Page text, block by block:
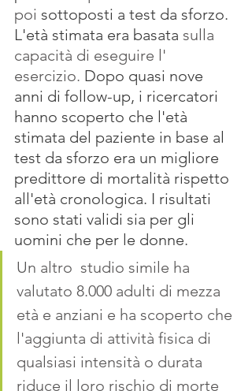
poi sottoposti a test da sforzo.
L'età stimata era basata sulla
capacità di eseguire l'
esercizio. Dopo quasi nove
anni di follow-up, i ricercatori
hanno scoperto che l'età
stimata del paziente in base al
test da sforzo era un migliore
predittore di mortalità rispetto
all'età cronologica. I risultati
sono stati validi sia per gli
uomini che per le donne.
Un altro  studio simile ha
valutato 8.000 adulti di mezza
età e anziani e ha scoperto che
l'aggiunta di attività fisica di
qualsiasi intensità o durata
riduce il loro rischio di morte